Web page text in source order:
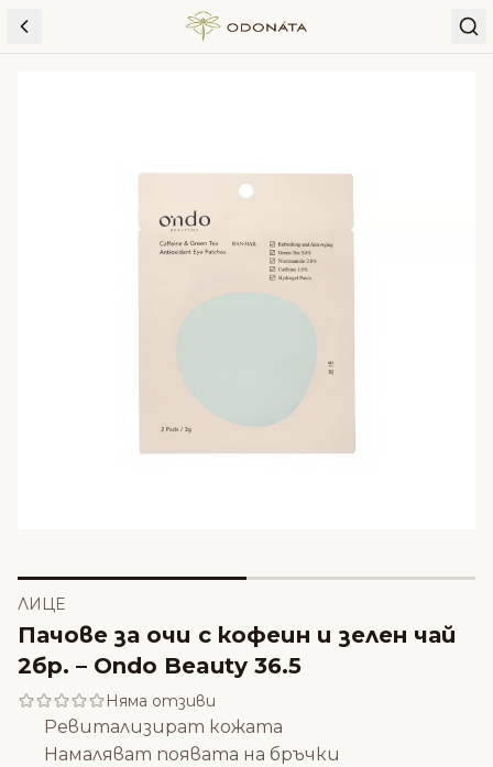
Skip to content
ЛИЦЕ
Пачове за очи с кофеин и зелен чай
2бр. – Ondo Beauty 36.5
Няма отзиви
Ревитализират кожата
Намаляват появата на бръчки